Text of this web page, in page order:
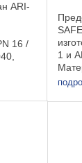
ARI-
16 /
1 и